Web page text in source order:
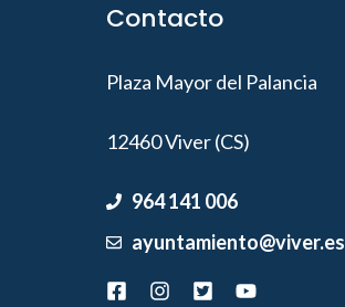
Contacto
Plaza Mayor del Palancia
12460 Viver (CS)
964 141 006
ayuntamiento@viver.es